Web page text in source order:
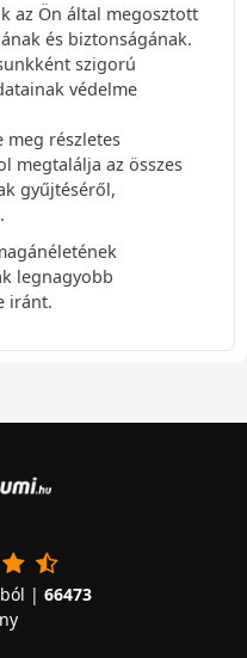
az Ön által megosztott
és biztonságának.
szigorú
védelme
meg részletes
megtalálja az összes
gyűjtéséről,
legnagyobb
iránt.
| 66473